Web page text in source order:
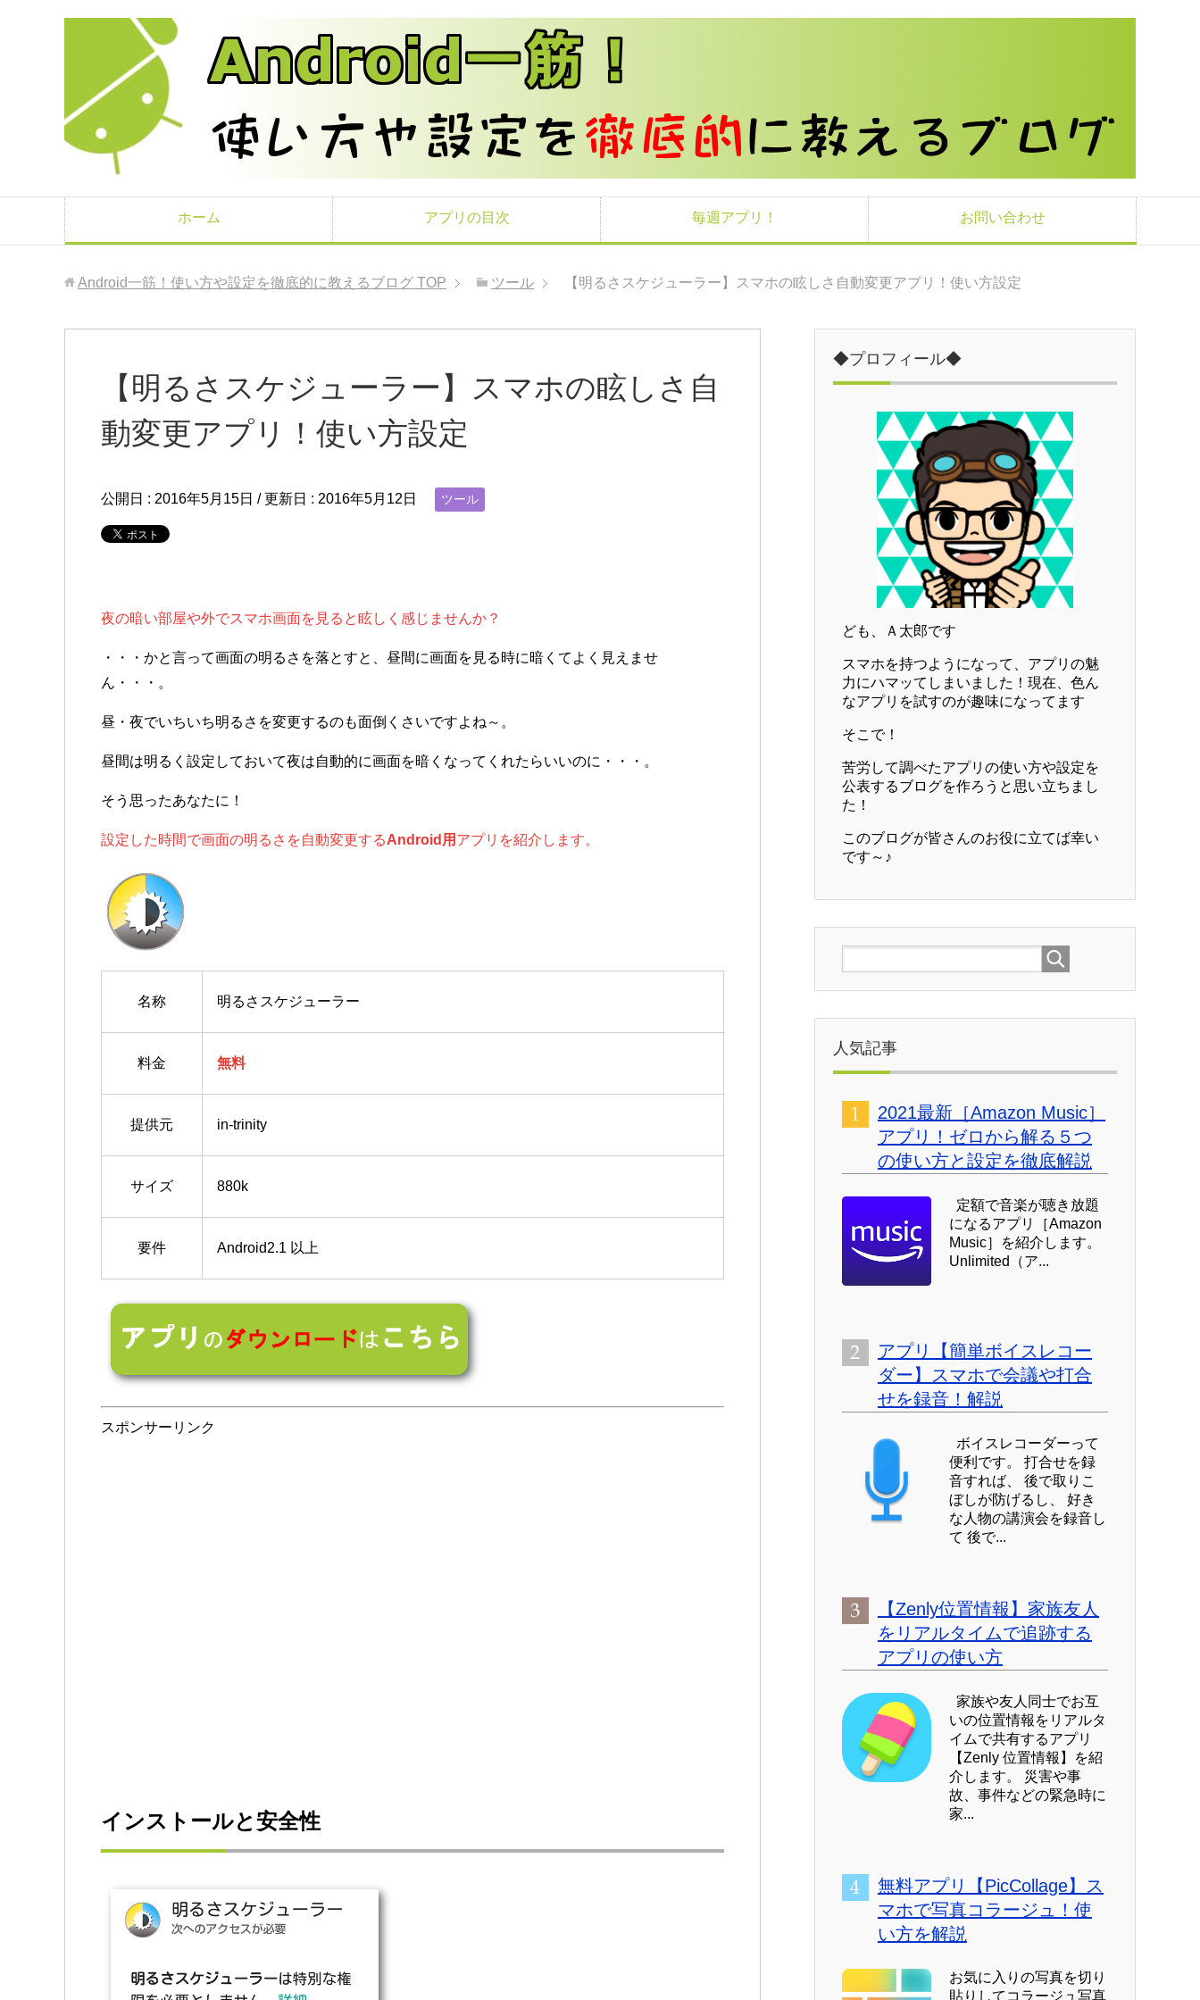
ホーム アプリの目次 毎週アプリ！ お問い合わせ
Android一筋！使い方や設定を徹底的に教えるブログ TOP ツール 【明るさスケジューラー】スマホの眩しさ自動変更アプリ！使い方設定
【明るさスケジューラー】スマホの眩しさ自
動変更アプリ！使い方設定
公開日 : 2016年5月15日 / 更新日 : 2016年5月12日 ツール
夜の暗い部屋や外でスマホ画面を見ると眩しく感じませんか？
・・・かと言って画面の明るさを落とすと、昼間に画面を見る時に暗くてよく見えませ
ん・・・。
昼・夜でいちいち明るさを変更するのも面倒くさいですよね～。
昼間は明るく設定しておいて夜は自動的に画面を暗くなってくれたらいいのに・・・。
そう思ったあなたに！
設定した時間で画面の明るさを自動変更するAndroid用 アプリを紹介します。
名称 明るさスケジューラー
料金 無料
提供元 in-trinity
サイズ 880k
要件 Android2.1 以上
スポンサーリンク
インストールと安全性
◆プロフィール◆
ども、Ａ太郎です
スマホを持つようになって、アプリの魅
力にハマッてしまいました！現在、色ん
なアプリを試すのが趣味になってます
そこで！
苦労して調べたアプリの使い方や設定を
公表するブログを作ろうと思い立ちまし
た！
このブログが皆さんのお役に立てば幸い
です～♪
人気記事
2021最新［Amazon Music］
アプリ！ゼロから解る５つ
の使い方と設定を徹底解説
定額で音楽が聴き放題
になるアプリ［Amazon
Music］を紹介します。
Unlimited（ア...
アプリ【簡単ボイスレコー
ダー】スマホで会議や打合
せを録音！解説
ボイスレコーダーって
便利です。 打合せを録
音すれば、 後で取りこ
ぼしが防げるし、 好き
な人物の講演会を録音し
て 後で...
【Zenly位置情報】家族友人
をリアルタイムで追跡する
アプリの使い方
家族や友人同士でお互
いの位置情報をリアルタ
イムで共有するアプリ
【Zenly 位置情報】を紹
介します。 災害や事
故、事件などの緊急時に
家...
無料アプリ【PicCollage】ス
マホで写真コラージュ！使
い方を解説
お気に入りの写真を切り
貼りしてコラージュ写真